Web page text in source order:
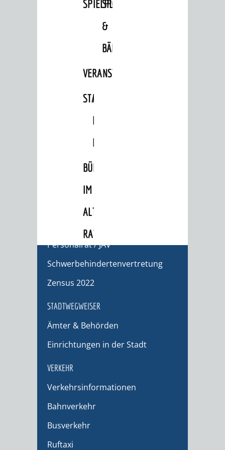
SPIELPLÄTZE
SPORTSTÄTTEN
&
BÄDER
VERANSTALTUNGSRÄUME
STADTHALLE
ROLF-
ENGELBRECHT-
HAUS
BÜRGERSAAL
IM
ALTEN
RATHAUS
Ausschüsse und Beiräte
Jugendgemeinderat
Stadtrecht
Amtliche Bekanntmachungen
Ausschreibungen
Wahlen / Abstimmungen
Städtische Finanzen / Haushalt
Personalrat / JAV
Schwerbehindertenvertretung
Zensus 2022
STADTWEGWEISER
Ämter & Behörden
Einrichtungen in der Stadt
VERKEHR
Verkehrsinformationen
Bahnverkehr
Busverkehr
Ruftaxi